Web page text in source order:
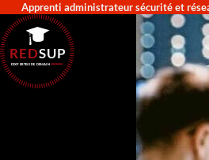
Apprenti administrateur sécurité et
L'EXPERTISE DE DEMAIN
SUP
RED